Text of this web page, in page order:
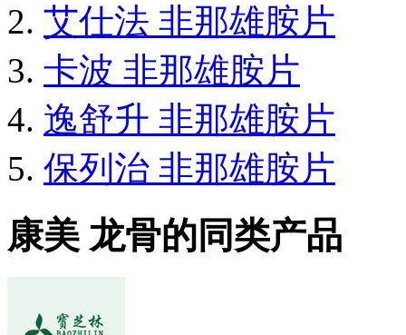
艾仕法 非那雄胺片
卡波 非那雄胺片
逸舒升 非那雄胺片
保列治 非那雄胺片
康美 龙骨的同类产品